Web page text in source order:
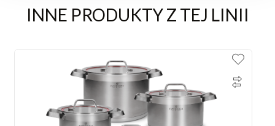
INNE PRODUKTY Z TEJ LINII